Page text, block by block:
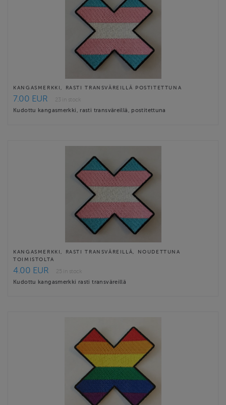
KANGASMERKKI, RASTI TRANSVÄREILLÄ POSTITETTUNA
7.00 EUR
23 in stock
Kudottu kangasmerkki, rasti transväreillä, postitettuna
KANGASMERKKI, RASTI TRANSVÄREILLÄ, NOUDETTUNA
TOIMISTOLTA
4.00 EUR
25 in stock
Kudottu kangasmerkki rasti transväreillä